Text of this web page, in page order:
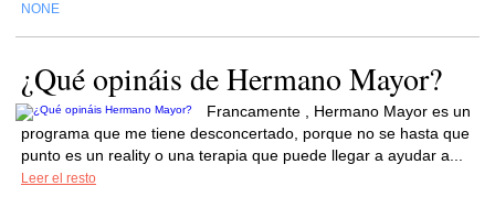
NONE
¿Qué opináis de Hermano Mayor?
Francamente , Hermano Mayor es un
programa que me tiene desconcertado, porque no se hasta que
punto es un reality o una terapia que puede llegar a ayudar a...
Leer el resto